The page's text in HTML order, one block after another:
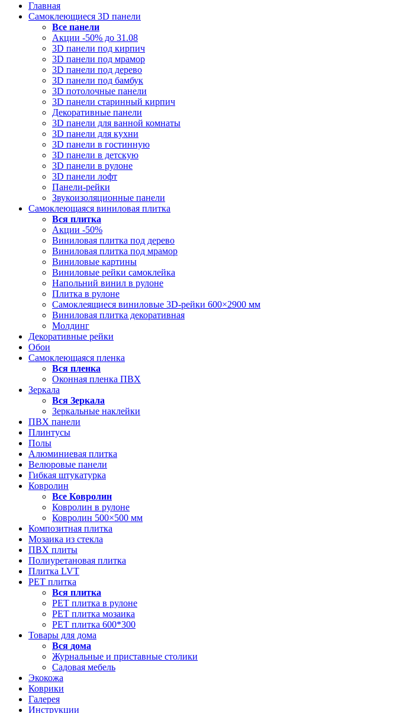
Главная
Самоклеющиеся 3D панели
Все панели
Акции -50% до 31.08
3D панели под кирпич
3D панели под мрамор
3D панели под дерево
3D панели под бамбук
3D потолочные панели
3D панели старинный кирпич
Декоративные панели
3D панели для ванной комнаты
3D панели для кухни
3D панели в гостинную
3D панели в детскую
3D панели в рулоне
3D панели лофт
Панели-рейки
Звукоизоляционные панели
Самоклеющаяся виниловая плитка
Вся плитка
Акции -50%
Виниловая плитка под дерево
Виниловая плитка под мрамор
Виниловые картины
Виниловые рейки самоклейка
Напольний винил в рулоне
Плитка в рулоне
Самоклеящиеся виниловые 3D‑рейки 600×2900 мм
Виниловая плитка декоративная
Молдинг
Декоративные рейки
Обои
Самоклеющаяся пленка
Вся пленка
Оконная пленка ПВХ
Зеркала
Вся Зеркала
Зеркальные наклейки
ПВХ панели
Плинтусы
Полы
Алюминиевая плитка
Велюровые панели
Гибкая штукатурка
Ковролин
Все Ковролин
Ковролин в рулоне
Ковролин 500×500 мм
Композитная плитка
Мозаика из стекла
ПВХ плиты
Полиуретановая плитка
Плитка LVT
РЕТ плитка
Вся плитка
РЕТ плитка в рулоне
РЕТ плитка мозаика
РЕТ плитка 600*300
Товары для дома
Вся дома
Журнальные и приставные столики
Садовая мебель
Экокожа
Коврики
Галерея
Инструкции